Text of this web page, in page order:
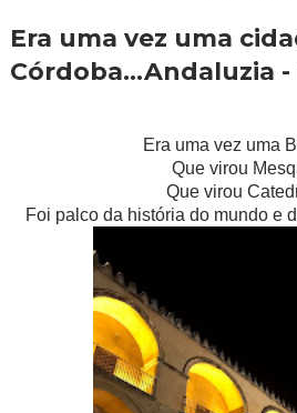
Era uma vez uma
Córdoba...Andaluzia -
Era uma vez uma
Que virou
Que virou
Foi palco da história do mundo e